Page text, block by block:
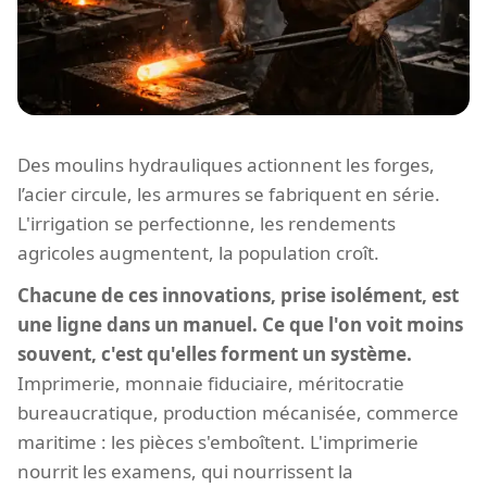
Des moulins hydrauliques actionnent les forges,
l’acier circule, les armures se fabriquent en série.
L'irrigation se perfectionne, les rendements
agricoles augmentent, la population croît.
Chacune de ces innovations, prise isolément, est
une ligne dans un manuel. Ce que l'on voit moins
souvent, c'est qu'elles forment un système.
Imprimerie, monnaie fiduciaire, méritocratie
bureaucratique, production mécanisée, commerce
maritime : les pièces s'emboîtent. L'imprimerie
nourrit les examens, qui nourrissent la